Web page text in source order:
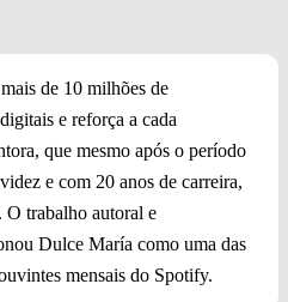
de 10 milhões de
e reforça a cada
que mesmo após o período
e com 20 anos de carreira,
O trabalho autoral e
Dulce María como uma das
mensais do Spotify.